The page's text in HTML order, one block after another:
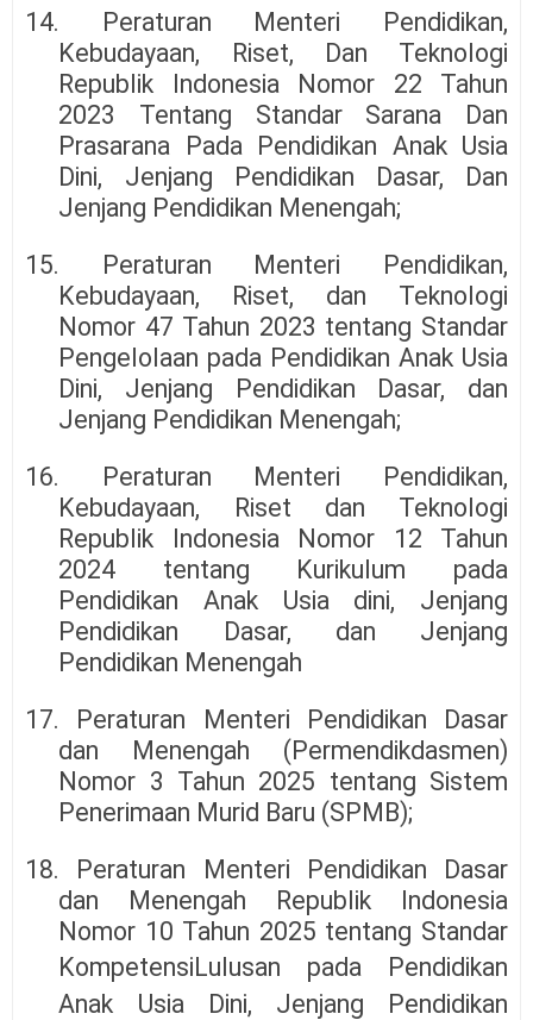
14. Peraturan Menteri Pendidikan,
Kebudayaan, Riset, Dan Teknologi
Republik Indonesia Nomor 22 Tahun
2023 Tentang Standar Sarana Dan
Prasarana Pada Pendidikan Anak Usia
Dini, Jenjang Pendidikan Dasar, Dan
Jenjang Pendidikan Menengah;
15. Peraturan Menteri Pendidikan,
Kebudayaan, Riset, dan Teknologi
Nomor 47 Tahun 2023 tentang Standar
Pengelolaan pada Pendidikan Anak Usia
Dini, Jenjang Pendidikan Dasar, dan
Jenjang Pendidikan Menengah;
16. Peraturan Menteri Pendidikan,
Kebudayaan, Riset dan Teknologi
Republik Indonesia Nomor 12 Tahun
2024 tentang Kurikulum pada
Pendidikan Anak Usia dini, Jenjang
Pendidikan Dasar, dan Jenjang
Pendidikan Menengah
17. Peraturan Menteri Pendidikan Dasar
dan Menengah (Permendikdasmen)
Nomor 3 Tahun 2025 tentang Sistem
Penerimaan Murid Baru (SPMB);
18. Peraturan Menteri Pendidikan Dasar
dan Menengah Republik Indonesia
Nomor 10 Tahun 2025 tentang Standar
KompetensiLulusan pada Pendidikan
Anak Usia Dini, Jenjang Pendidikan